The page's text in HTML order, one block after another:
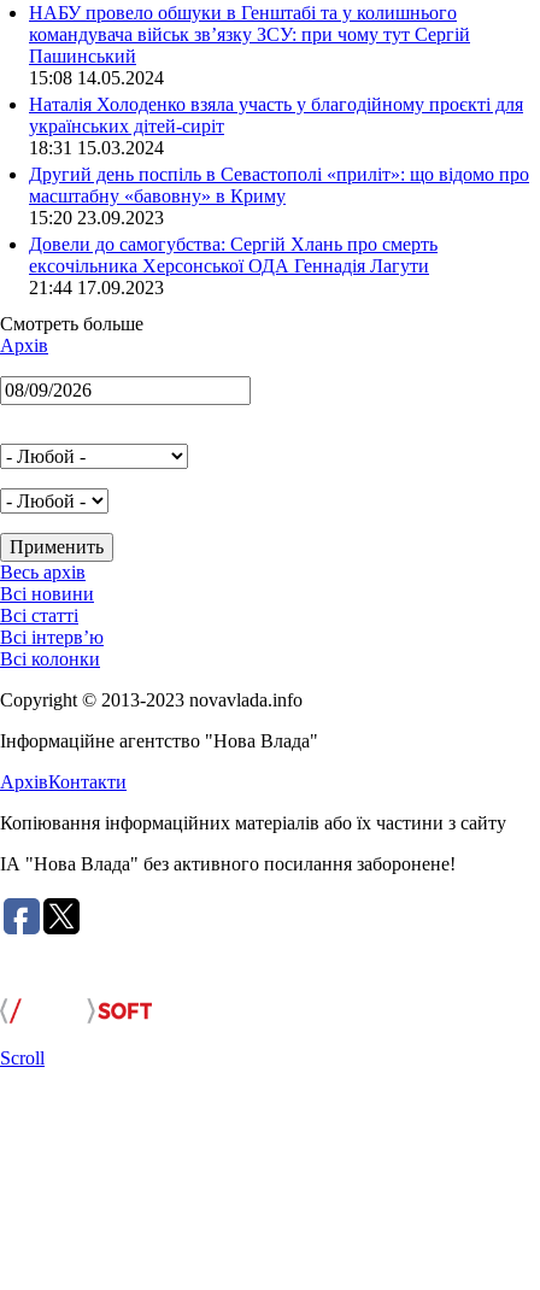
НАБУ провело обшуки в Генштабі та у колишнього
командувача військ зв’язку ЗСУ: при чому тут Сергій
Пашинський
15:08 14.05.2024
Наталія Холоденко взяла участь у благодійному проєкті для
українських дітей-сиріт
18:31 15.03.2024
Другий день поспіль в Севастополі «приліт»: що відомо про
масштабну «бавовну» в Криму
15:20 23.09.2023
Довели до самогубства: Сергій Хлань про смерть
ексочільника Херсонської ОДА Геннадія Лагути
21:44 17.09.2023
Смотреть больше
Архів
Весь архів
Всі новини
Всі статті
Всі інтерв’ю
Всі колонки
Copyright © 2013-2023 novavlada.info
Інформаційне агентство "Нова Влада"
АрхівКонтакти
Копіювання інформаційних матеріалів або їх частини з сайту
ІА "Нова Влада" без активного посилання заборонене!
Scroll